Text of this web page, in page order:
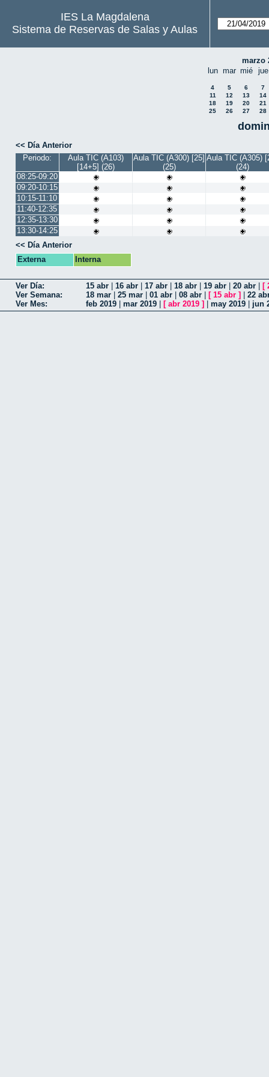
IES La Magdalena
Sistema de Reservas de Salas y Aulas
marzo
lun mar mié jue
4 5 6
7
11
12 13
14
18
19 20
21
25
26 27 28
<< Día Anterior
Periodo:
Aula TIC (A103)
[14+5] (26)
Aula TIC (A300) [25]
(25)
Aula TIC (A305)
(24)
08:25-09:20
09:20-10:15
10:15-11:10
11:40-12:35
12:35-13:30
13:30-14:25
<< Día Anterior
Externa
Interna
Ver Día: 15 abr 16 abr 17 abr 18 abr 19 abr 20 abr [
Ver Semana:
18 mar 25 mar 01 abr 08 abr [ 15 abr ]
22
Ver Mes:
feb 2019 mar 2019 [ abr 2019 ] may 2019 jun